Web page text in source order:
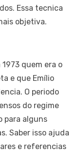
Essa tecnica
objetiva.
quem era o
e que Emílio
O periodo
do regime
para alguns
Saber isso ajuda
e referencias